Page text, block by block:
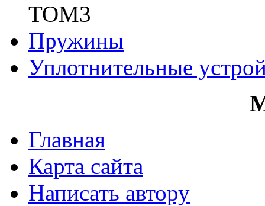
ТОМ3
Пружины
Уплотнительные
Главная
Карта сайта
Написать автору